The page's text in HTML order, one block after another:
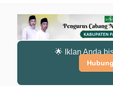
🌟 Iklan Anda